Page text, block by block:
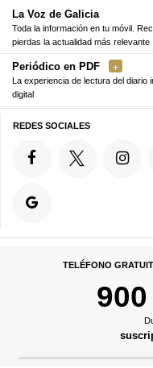
La Voz de Galicia
Toda la información en tu móvil.
pierdas la actualidad más relevante
Periódico en PDF
La experiencia de lectura del diario
digital
REDES SOCIALES
TELÉFONO